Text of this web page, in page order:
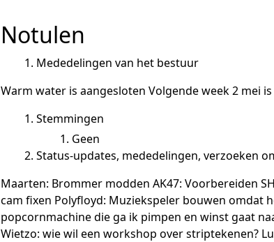
Notulen
Mededelingen van het bestuur
Warm water is aangesloten Volgende week 2 mei
Stemmingen
Geen
Status-updates, mededelingen, verzoeken
Maarten: Brommer modden AK47: Voorbereiden
cam fixen Polyfloyd: Muziekspeler bouwen omdat
popcornmachine die ga ik pimpen en winst gaat
Wietzo: wie wil een workshop over striptekenen?